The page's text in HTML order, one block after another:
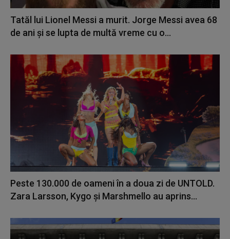
Tatăl lui Lionel Messi a murit. Jorge Messi avea 68
de ani și se lupta de multă vreme cu o...
Peste 130.000 de oameni în a doua zi de UNTOLD.
Zara Larsson, Kygo și Marshmello au aprins...